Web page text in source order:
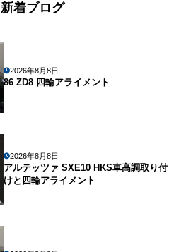
新着ブログ
2026年8月8日
86 ZD8 四輪アライメント
2026年8月8日
アルテッツァ SXE10 HKS車高調取り付
けと四輪アライメント